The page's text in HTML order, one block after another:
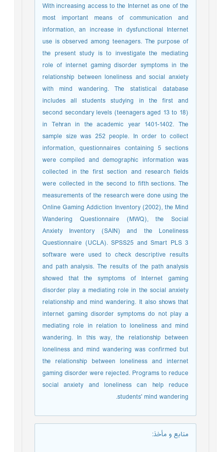
With increasing access to the Internet as one of the
most important means of communication and
information, an increase in dysfunctional Internet
use is observed among teenagers. The purpose of
the present study is to investigate the mediating
role of internet gaming disorder symptoms in the
relationship between loneliness and social anxiety
with mind wandering. The statistical database
includes all students studying in the first and
second secondary levels (teenagers aged 13 to 18)
in Tehran in the academic year 1401-1402. The
sample size was 252 people. In order to collect
information, questionnaires containing 5 sections
were compiled and demographic information was
collected in the first section and research fields
were collected in the second to fifth sections. The
measurements of the research were done using the
Online Gaming Addiction Inventory (2002), the Mind
Wandering Questionnaire (MWQ), the Social
Anxiety Inventory (SAIN) and the Loneliness
Questionnaire (UCLA). SPSS25 and Smart PLS 3
software were used to check descriptive results
and path analysis. The results of the path analysis
showed that the symptoms of Internet gaming
disorder play a mediating role in the social anxiety
relationship and mind wandering. It also shows that
internet gaming disorder symptoms do not play a
mediating role in relation to loneliness and mind
wandering. In this way, the relationship between
loneliness and mind wandering was confirmed but
the relationship between loneliness and internet
gaming disorder were rejected. Programs to reduce
social anxiety and loneliness can help reduce
students' mind wandering.
منابع و مأخذ: